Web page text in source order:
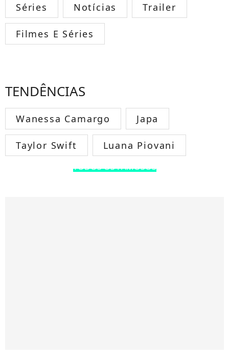
Séries Notícias Trailer
Filmes E Séries
TENDÊNCIAS
Wanessa Camargo Japa
Taylor Swift Luana Piovani
TODOS OS FAMOSOS